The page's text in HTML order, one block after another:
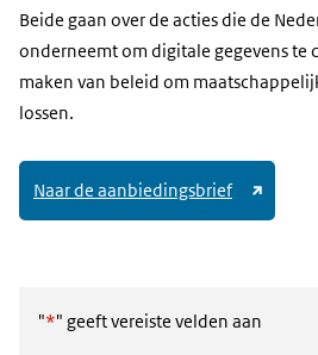
naar
andere
website)
Beide gaan over de acties die de
onderneemt om digitale gegevens te
maken van beleid om
lossen.
Naar de aanbiedingsbrief(link
naar
"*" geeft vereiste velden aan